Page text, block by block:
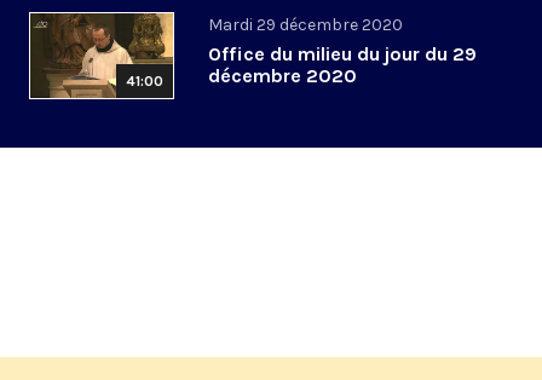
41:00
Mardi 29 décembre 2020
Office du milieu du jour du 29
décembre 2020